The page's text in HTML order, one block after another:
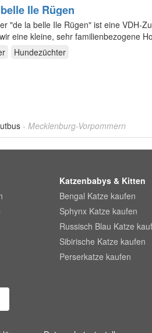
Ile Rügen
la belle Ile Rügen" ist eine VDH-Zuchtstätte für
Hundezüchter
- Mecklenburg-Vorpommern
Katzenbabys & Kitten
Bengal Katze kaufen
Sphynx Katze kaufen
Russisch Blau Katze
Sibirische Katze kaufen
Perserkatze kaufen